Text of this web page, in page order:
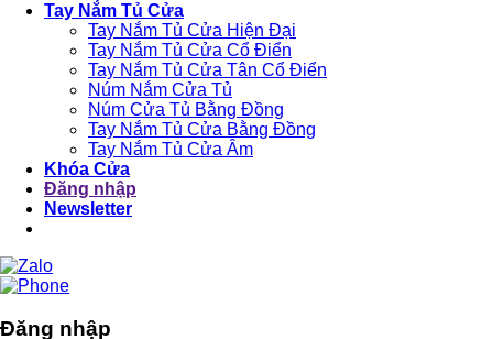
Tay Nắm Tủ Cửa
Tay Nắm Tủ Cửa Hiện Đại
Tay Nắm Tủ Cửa Cổ Điển
Tay Nắm Tủ Cửa Tân Cổ Điển
Núm Nắm Cửa Tủ
Núm Cửa Tủ Bằng Đồng
Tay Nắm Tủ Cửa Bằng Đồng
Tay Nắm Tủ Cửa Âm
Khóa Cửa
Đăng nhập
Newsletter
Đăng nhập